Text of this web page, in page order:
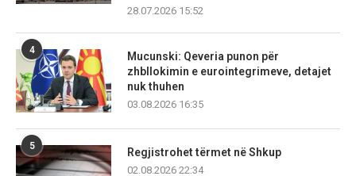
28.07.2026 15:52
4
Mucunski: Qeveria punon për
zhbllokimin e eurointegrimeve, detajet
nuk thuhen
03.08.2026 16:35
5
Regjistrohet tërmet në Shkup
02.08.2026 22:34